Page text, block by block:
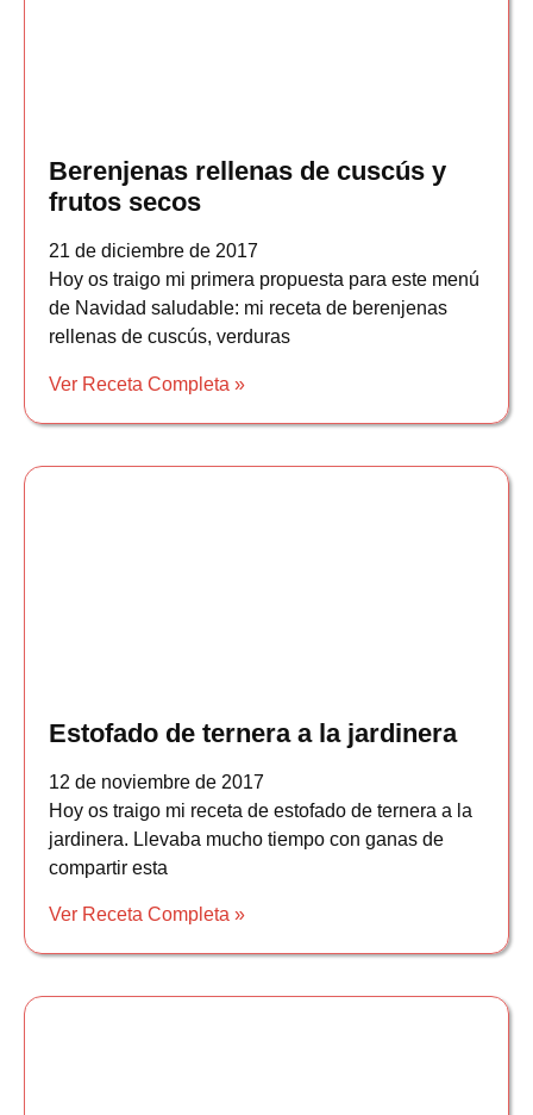
Berenjenas rellenas de cuscús y
frutos secos
21 de diciembre de 2017
Hoy os traigo mi primera propuesta para este menú
de Navidad saludable: mi receta de berenjenas
rellenas de cuscús, verduras
Ver Receta Completa »
Estofado de ternera a la jardinera
12 de noviembre de 2017
Hoy os traigo mi receta de estofado de ternera a la
jardinera. Llevaba mucho tiempo con ganas de
compartir esta
Ver Receta Completa »